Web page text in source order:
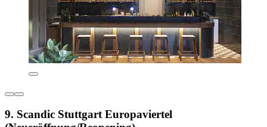
9. Scandic Stuttgart Europaviertel